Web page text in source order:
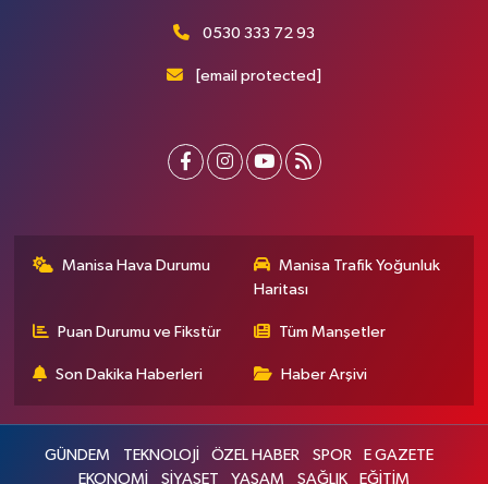
0530 333 72 93
[email protected]
Manisa Hava Durumu
Manisa Trafik Yoğunluk
Haritası
Puan Durumu ve Fikstür Tüm Manşetler
Son Dakika Haberleri Haber Arşivi
GÜNDEM TEKNOLOJİ ÖZEL HABER SPOR
E GAZETE
EKONOMİ
SİYASET YAŞAM SAĞLIK EĞİTİM